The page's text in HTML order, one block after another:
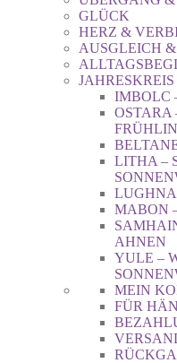
GLÜCK
HERZ &
AUSGLEICH
IMBOLC
OSTARA
LITHA –
MABON
AHNEN
YULE –
MEIN
FÜR